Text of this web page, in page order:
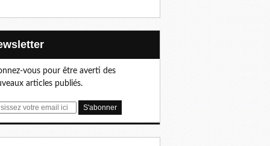
vous pour être averti des
articles publiés.